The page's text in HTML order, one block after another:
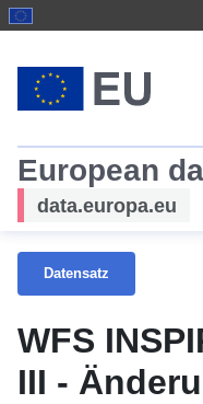
European
data.europa.eu
Datensatz
WFS
III -